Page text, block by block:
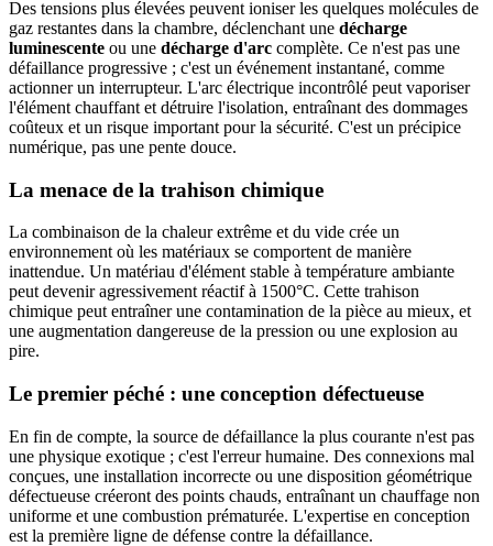
Des tensions plus élevées peuvent ioniser les quelques molécules de
gaz restantes dans la chambre, déclenchant une décharge
luminescente ou une décharge d'arc complète. Ce n'est pas une
défaillance progressive ; c'est un événement instantané, comme
actionner un interrupteur. L'arc électrique incontrôlé peut vaporiser
l'élément chauffant et détruire l'isolation, entraînant des dommages
coûteux et un risque important pour la sécurité. C'est un précipice
numérique, pas une pente douce.
La menace de la trahison chimique
La combinaison de la chaleur extrême et du vide crée un
environnement où les matériaux se comportent de manière
inattendue. Un matériau d'élément stable à température ambiante
peut devenir agressivement réactif à 1500°C. Cette trahison
chimique peut entraîner une contamination de la pièce au mieux, et
une augmentation dangereuse de la pression ou une explosion au
pire.
Le premier péché : une conception défectueuse
En fin de compte, la source de défaillance la plus courante n'est pas
une physique exotique ; c'est l'erreur humaine. Des connexions mal
conçues, une installation incorrecte ou une disposition géométrique
défectueuse créeront des points chauds, entraînant un chauffage non
uniforme et une combustion prématurée. L'expertise en conception
est la première ligne de défense contre la défaillance.